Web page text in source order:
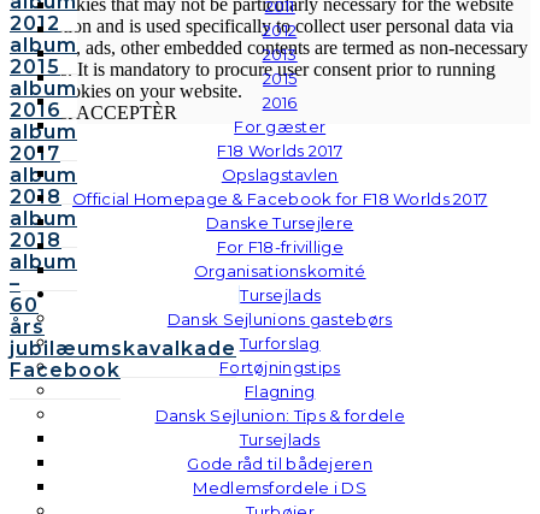
2011
2012
2013
2015
2016
For gæster
F18 Worlds 2017
Opslagstavlen
Official Homepage & Facebook for F18 Worlds 2017
Danske Tursejlere
For F18-frivillige
Organisationskomité
Tursejlads
Dansk Sejlunions gastebørs
Turforslag
Fortøjningstips
Flagning
Dansk Sejlunion: Tips & fordele
Tursejlads
Gode råd til bådejeren
Medlemsfordele i DS
2012
album
2015
album
2016
album
2017
album
2018
album
2018
album
–
60
års
jubilæumskavalkade
Facebook
Any cookies that may not be particularly necessary for the website
to function and is used specifically to collect user personal data via
analytics, ads, other embedded contents are termed as non-necessary
cookies. It is mandatory to procure user consent prior to running
these cookies on your website.
GEM & ACCEPTÈR